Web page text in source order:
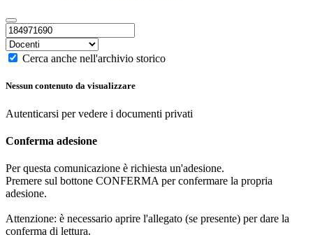
Cerca anche nell'archivio storico
Nessun contenuto da visualizzare
Autenticarsi per vedere i documenti privati
Conferma adesione
Per questa comunicazione è richiesta un'adesione.
Premere sul bottone CONFERMA per confermare la propria
adesione.
Attenzione: è necessario aprire l'allegato (se presente) per dare la
conferma di lettura.